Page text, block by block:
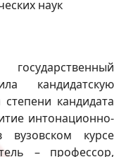
наук
кандидатскую
кандидата
интонационно-
курсе
– профессор,